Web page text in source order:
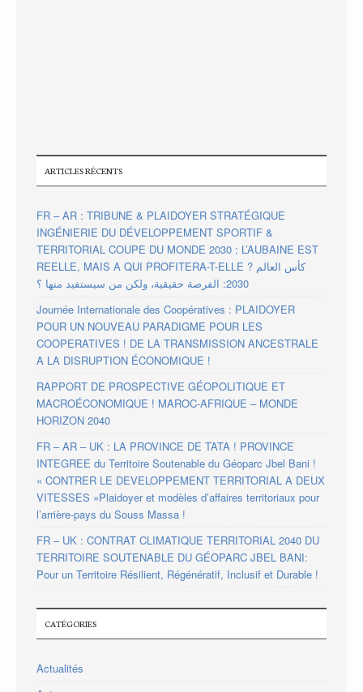
ARTICLES RÉCENTS
FR – AR : TRIBUNE & PLAIDOYER STRATÉGIQUE
INGÉNIERIE DU DÉVELOPPEMENT SPORTIF &
TERRITORIAL COUPE DU MONDE 2030 : L’AUBAINE EST
REELLE, MAIS A QUI PROFITERA-T-ELLE ? كأس العالم
2030: الفرصة حقيقية، ولكن من سيستفيد منها ؟
Journée Internationale des Coopératives : PLAIDOYER
POUR UN NOUVEAU PARADIGME POUR LES
COOPERATIVES ! DE LA TRANSMISSION ANCESTRALE
A LA DISRUPTION ÉCONOMIQUE !
RAPPORT DE PROSPECTIVE GÉOPOLITIQUE ET
MACROÉCONOMIQUE ! MAROC-AFRIQUE – MONDE
HORIZON 2040
FR – AR – UK : LA PROVINCE DE TATA ! PROVINCE
INTEGREE du Territoire Soutenable du Géoparc Jbel Bani !
« CONTRER LE DEVELOPPEMENT TERRITORIAL A DEUX
VITESSES »Plaidoyer et modèles d’affaires territoriaux pour
l’arrière-pays du Souss Massa !
FR – UK : CONTRAT CLIMATIQUE TERRITORIAL 2040 DU
TERRITOIRE SOUTENABLE DU GÉOPARC JBEL BANI:
Pour un Territoire Résilient, Régénératif, Inclusif et Durable !
CATÉGORIES
Actualités